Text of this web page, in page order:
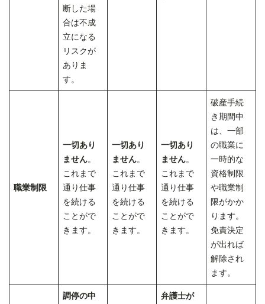
断した場
合は不成
立になる
リスクが
ありま
す。
職業制限
一切あり
ません。
これまで
通り仕事
を続ける
ことがで
きます。
一切あり
ません。
これまで
通り仕事
を続ける
ことがで
きます。
一切あり
ません。
これまで
通り仕事
を続ける
ことがで
きます。
破産手続
き期間中
は、一部
の職業に
一時的な
資格制限
や職業制
限がかか
ります。
免責決定
が出れば
解除され
ます。
調停の中
弁護士が